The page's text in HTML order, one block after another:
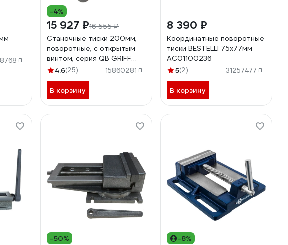
-4%
15 927 ₽16 555 ₽
Станочные тиски 200мм,
поворотные, с открытым
винтом, серия QB GRIFF
b241203
4.6(25) 15860281
В корзину
8 390 ₽
Координатные поворотные
тиски BESTELLI 75x77мм
AC01100236
5(2) 31257477
В корзину
-50% -8%